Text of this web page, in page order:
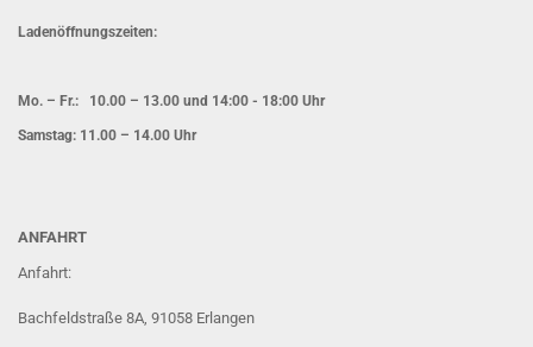
Ladenöffnungszeiten:
Mo. – Fr.: 10.00 – 13.00 und 14:00 - 18:00 Uhr
Samstag: 11.00 – 14.00 Uhr
ANFAHRT
Anfahrt:
Bachfeldstraße 8A, 91058 Erlangen